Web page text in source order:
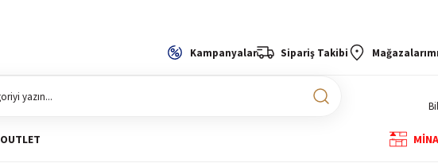
Kampanyalar Sipariş Takibi
OUTLET